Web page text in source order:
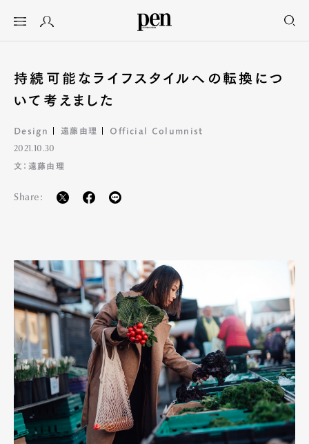
持続可能なライフスタイルへの転換につ
いて考えました
Design 遠藤由理 Official Columnist
2021.10.30
文：遠藤由理
Share: